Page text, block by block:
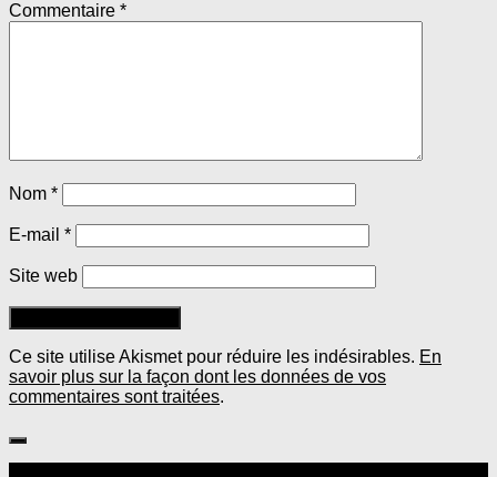
Commentaire *
Nom *
E-mail *
Site web
Ce site utilise Akismet pour réduire les indésirables. En
savoir plus sur la façon dont les données de vos
commentaires sont traitées.